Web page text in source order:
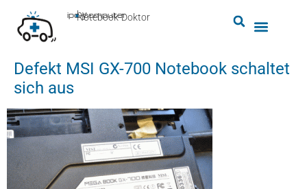
Notebook-Doktor
by
■
ipc-computer
Defekt MSI GX-700 Notebook schaltet
sich aus